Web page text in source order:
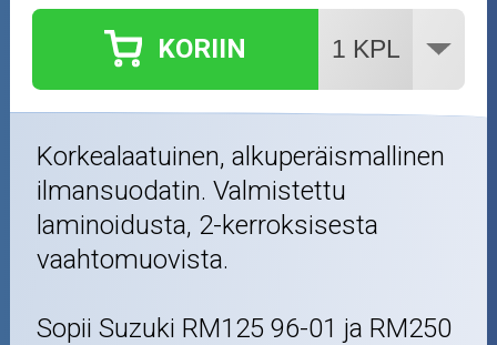
KORIIN
Korkealaatuinen, alkuperäismallinen
ilmansuodatin. Valmistettu
laminoidusta, 2-kerroksisesta
vaahtomuovista.
Sopii Suzuki RM125 96-01 ja RM250